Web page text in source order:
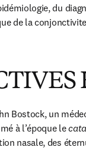
du
de la
Bostock, un
à l’époque le
nasale, des